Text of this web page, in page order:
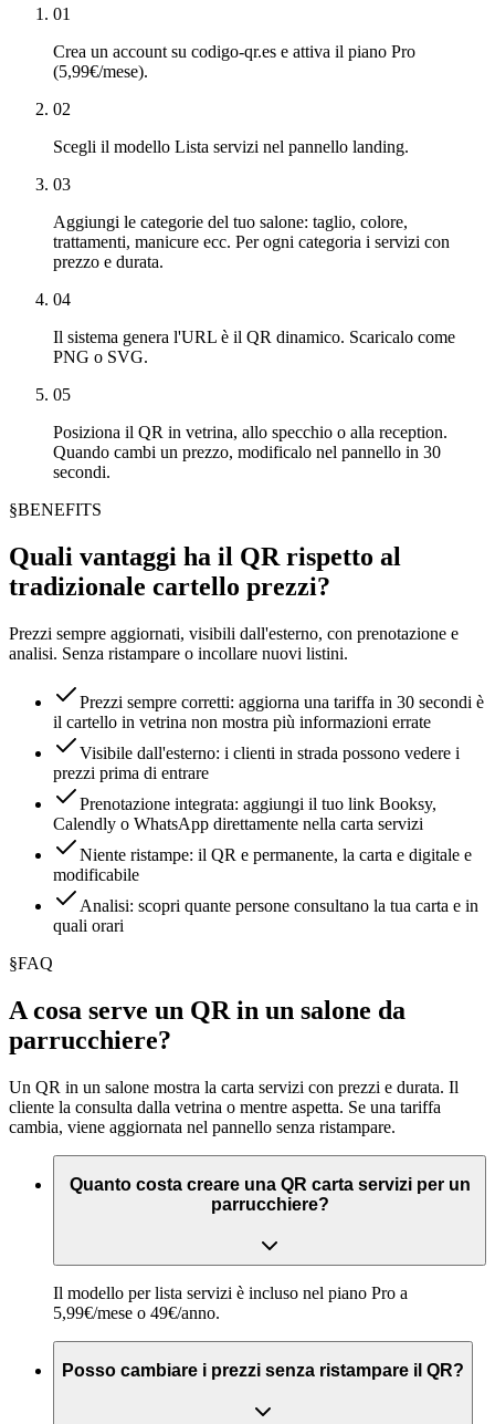
01
Crea un account su codigo-qr.es e attiva il piano Pro
(5,99€/mese).
02
Scegli il modello Lista servizi nel pannello landing.
03
Aggiungi le categorie del tuo salone: taglio, colore,
trattamenti, manicure ecc. Per ogni categoria i servizi con
prezzo e durata.
04
Il sistema genera l'URL è il QR dinamico. Scaricalo come
PNG o SVG.
05
Posiziona il QR in vetrina, allo specchio o alla reception.
Quando cambi un prezzo, modificalo nel pannello in 30
secondi.
§BENEFITS
Quali vantaggi ha il QR rispetto al
tradizionale cartello prezzi?
Prezzi sempre aggiornati, visibili dall'esterno, con prenotazione e
analisi. Senza ristampare o incollare nuovi listini.
Prezzi sempre corretti: aggiorna una tariffa in 30 secondi è
il cartello in vetrina non mostra più informazioni errate
Visibile dall'esterno: i clienti in strada possono vedere i
prezzi prima di entrare
Prenotazione integrata: aggiungi il tuo link Booksy,
Calendly o WhatsApp direttamente nella carta servizi
Niente ristampe: il QR e permanente, la carta e digitale e
modificabile
Analisi: scopri quante persone consultano la tua carta e in
quali orari
§FAQ
A cosa serve un QR in un salone da
parrucchiere?
Un QR in un salone mostra la carta servizi con prezzi e durata. Il
cliente la consulta dalla vetrina o mentre aspetta. Se una tariffa
cambia, viene aggiornata nel pannello senza ristampare.
Quanto costa creare una QR carta servizi per un
parrucchiere?
Il modello per lista servizi è incluso nel piano Pro a
5,99€/mese o 49€/anno.
Posso cambiare i prezzi senza ristampare il QR?